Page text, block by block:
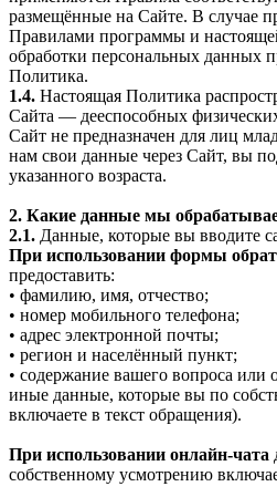
размещённые на Сайте. В случае
Правилами программы и
обработки персональных данных
Политика.
1.4. Настоящая Политика
Сайта — дееспособных
Сайт не предназначен для лиц
нам свои данные через Сайт, вы
указанного возраста.
2. Какие данные мы
2.1. Данные, которые вы вводите
При использовании формы
предоставить:
• фамилию, имя, отчество;
• номер мобильного телефона;
• адрес электронной почты;
• регион и населённый пункт;
• содержание вашего вопроса
иные данные, которые вы по
включаете в текст обращения).
При использовании онлайн-чата
собственному усмотрению